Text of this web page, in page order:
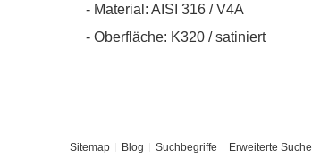
- Material: AISI 316 / V4A
- Oberfläche: K320 / satiniert
Sitemap Blog Suchbegriffe Erweiterte Suche